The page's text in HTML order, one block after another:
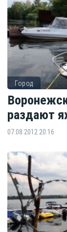
Город
раздают
07.08.2012 20:16